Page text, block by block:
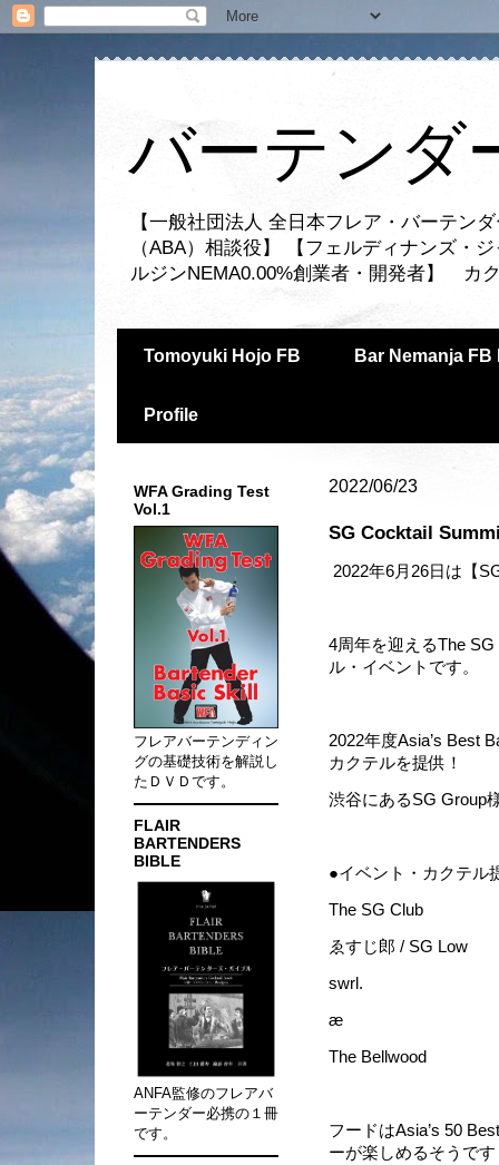
バーテンダ
【一般社団法人 全日本フレア・バーテン
（ABA）相談役】 【フェルディナンズ・
ルジンNEMA0.00%創業者・開発者】 カ
Tomoyuki Hojo FB Bar Nemanja FB
Profile
2022/06/23
SG Cocktail
2022年6月26日は【
4周年を迎えるThe
ル・イベントです。
2022年度Asia’s Best
カクテルを提供！
渋谷にあるSG Group
●イベント・カクテル
The SG Club
ゑすじ郎 / SG Low
swrl.
æ
The Bellwood
フードはAsia’s 50
ーが楽しめるそうです
WFA Grading Test
Vol.1
フレアバーテンディン
グの基礎技術を解説し
たＤＶＤです。
FLAIR
BARTENDERS
BIBLE
ANFA監修のフレアバ
ーテンダー必携の１冊
です。